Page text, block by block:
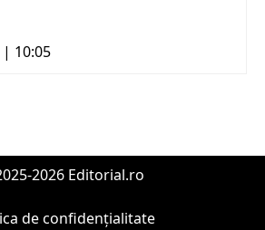
10:05
2026 Editorial.ro
de confidențialitate